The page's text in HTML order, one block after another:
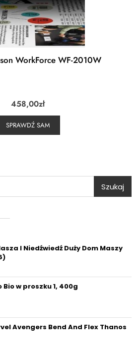
WorkForce WF-2010W
458,00zł
SPRAWDŹ SAM
Szukaj
I Niedźwiedź Duży Dom Maszy
Bio w proszku 1, 400g
Avengers Bend And Flex Thanos